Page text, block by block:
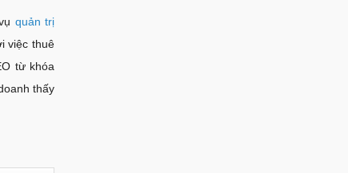
quản trị
việc thuê
từ khóa
thấy